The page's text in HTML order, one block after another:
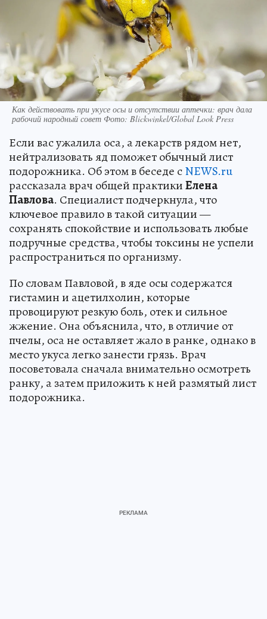
Как действовать при укусе осы и отсутствии аптечки: врач дала
рабочий народный совет Фото: Blickwinkel/Global Look Press
Если вас ужалила оса, а лекарств рядом нет,
нейтрализовать яд поможет обычный лист
подорожника. Об этом в беседе сNEWS.ru
рассказала врач общей практикиЕлена
Павлова. Специалист подчеркнула, что
ключевое правило в такой ситуации —
сохранять спокойствие и использовать любые
подручные средства, чтобы токсины не успели
распространиться по организму.
По словам Павловой, в яде осы содержатся
гистамин и ацетилхолин, которые
провоцируют резкую боль, отек и сильное
жжение. Она объяснила, что, в отличие от
пчелы, оса не оставляет жало в ранке, однако в
место укуса легко занести грязь. Врач
посоветовала сначала внимательно осмотреть
ранку, а затем приложить к ней размятый лист
подорожника.